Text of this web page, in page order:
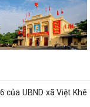
ủy xã Việt Khê về
UBND xã Việt Khê